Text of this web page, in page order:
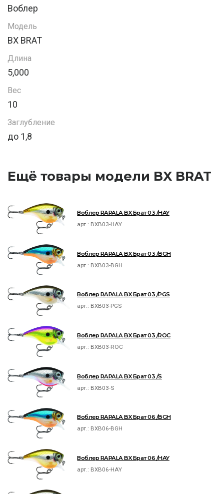
Воблер
Модель
BX BRAT
Длина
5,000
Вес
10
Заглубление
до 1,8
Ещё товары модели BX BRAT
Воблер RAPALA BX Брат 03 /HAY
арт.: BXB03-HAY
Воблер RAPALA BX Брат 03 /BGH
арт.: BXB03-BGH
Воблер RAPALA BX Брат 03 /PGS
арт.: BXB03-PGS
Воблер RAPALA BX Брат 03 /ROC
арт.: BXB03-ROC
Воблер RAPALA BX Брат 03 /S
арт.: BXB03-S
Воблер RAPALA BX Брат 06 /BGH
арт.: BXB06-BGH
Воблер RAPALA BX Брат 06 /HAY
арт.: BXB06-HAY